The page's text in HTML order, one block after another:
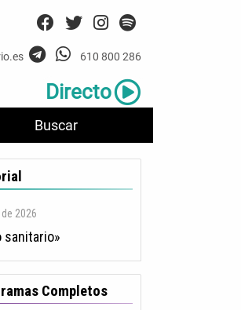
Buscar
610 800 286
Directo
2026
sanitario»
Completos